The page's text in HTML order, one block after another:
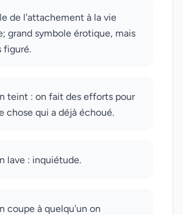
de l'attachement à la vie
grand symbole érotique, mais
figuré.
teint : on fait des efforts pour
chose qui a déjà échoué.
lave : inquiétude.
coupe à quelqu'un on